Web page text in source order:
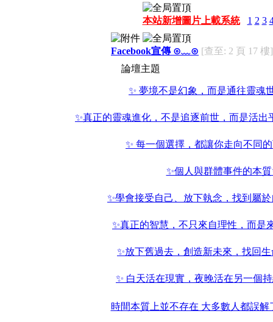
本站新增圖片上載系統 1 2 3
Facebook宣傳 ⊙﹏⊙ [查至: 2 頁 17 樓]
論壇主題
✨ 夢境不是幻象，而是通往靈魂
✨真正的靈魂進化，不是追逐前世，而是活
✨ 每一個選擇，都讓你走向不同
✨個人與群體事件的本質
✨學會接受自己、放下執念，找到屬
✨真正的智慧，不只來自理性，而是
✨放下舊過去，創造新未來，找回
✨ 白天活在現實，夜晚活在另一個
時間本質上並不存在 大多數人都誤解